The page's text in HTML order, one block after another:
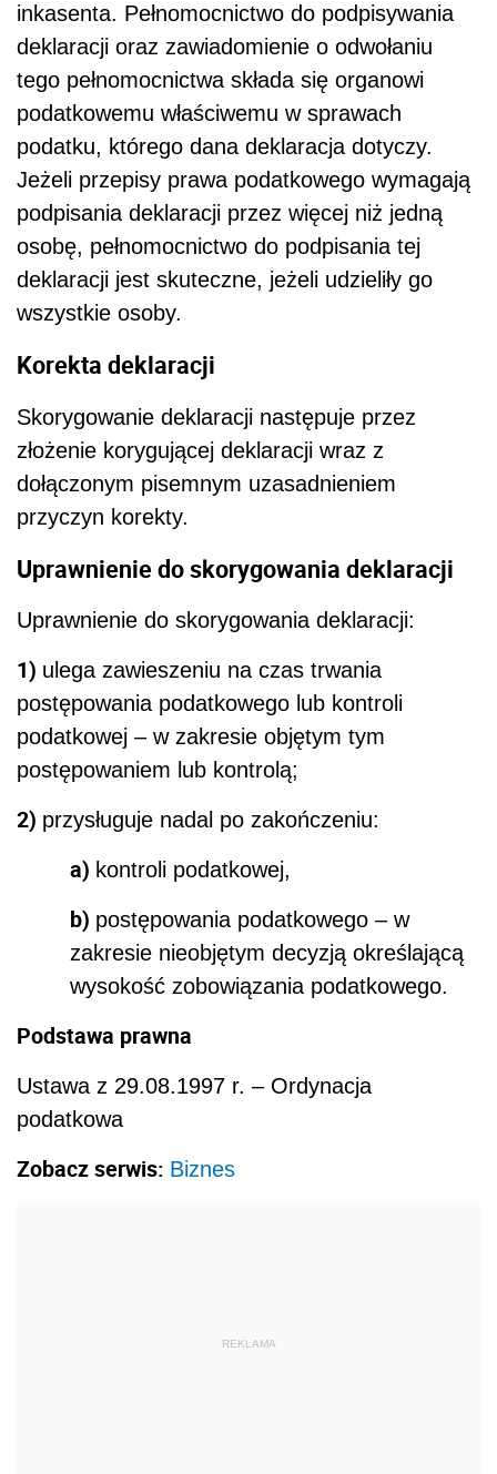
inkasenta. Pełnomocnictwo do podpisywania
deklaracji oraz zawiadomienie o odwołaniu
tego pełnomocnictwa składa się organowi
podatkowemu właściwemu w sprawach
podatku, którego dana deklaracja dotyczy.
Jeżeli przepisy prawa podatkowego wymagają
podpisania deklaracji przez więcej niż jedną
osobę, pełnomocnictwo do podpisania tej
deklaracji jest skuteczne, jeżeli udzieliły go
wszystkie osoby.
Korekta deklaracji
Skorygowanie deklaracji następuje przez
złożenie korygującej deklaracji wraz z
dołączonym pisemnym uzasadnieniem
przyczyn korekty.
Uprawnienie do skorygowania deklaracji
Uprawnienie do skorygowania deklaracji:
1) ulega zawieszeniu na czas trwania
postępowania podatkowego lub kontroli
podatkowej – w zakresie objętym tym
postępowaniem lub kontrolą;
2) przysługuje nadal po zakończeniu:
a) kontroli podatkowej,
b) postępowania podatkowego – w
zakresie nieobjętym decyzją określającą
wysokość zobowiązania podatkowego.
Podstawa prawna
Ustawa z 29.08.1997 r. – Ordynacja
podatkowa
Zobacz serwis: Biznes
REKLAMA